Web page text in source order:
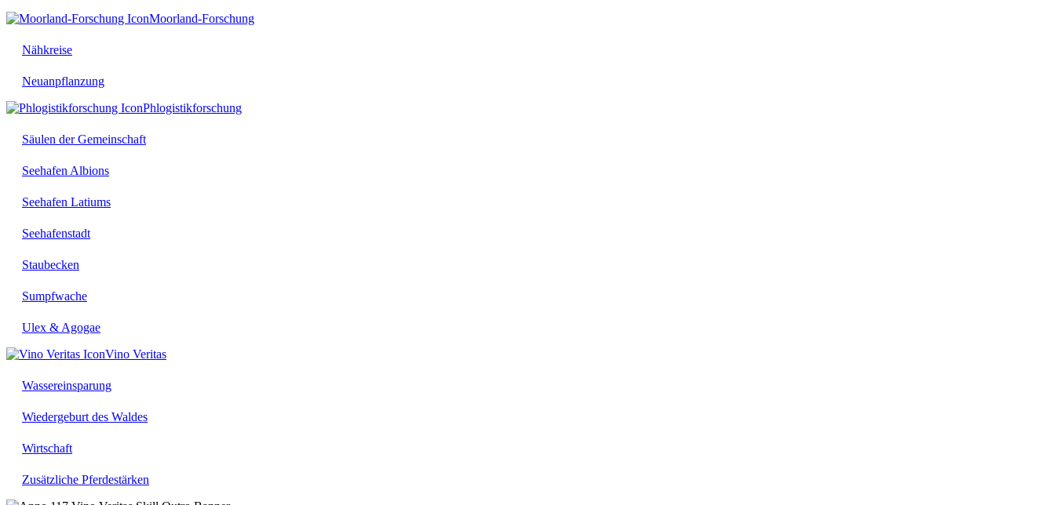
Moorland-Forschung
Nähkreise
Neuanpflanzung
Phlogistikforschung
Säulen der Gemeinschaft
Seehafen Albions
Seehafen Latiums
Seehafenstadt
Staubecken
Sumpfwache
Ulex & Agogae
Vino Veritas
Wassereinsparung
Wiedergeburt des Waldes
Wirtschaft
Zusätzliche Pferdestärken